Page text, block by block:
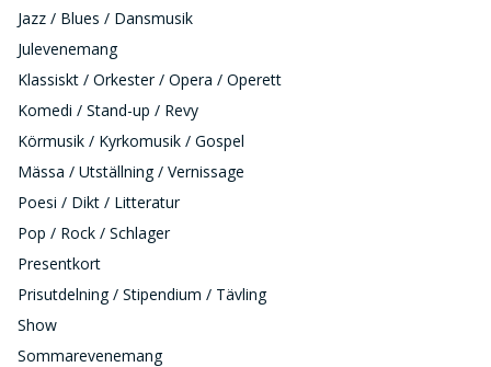
Jazz / Blues / Dansmusik
Julevenemang
Klassiskt / Orkester / Opera / Operett
Komedi / Stand-up / Revy
Körmusik / Kyrkomusik / Gospel
Mässa / Utställning / Vernissage
Poesi / Dikt / Litteratur
Pop / Rock / Schlager
Presentkort
Prisutdelning / Stipendium / Tävling
Show
Sommarevenemang